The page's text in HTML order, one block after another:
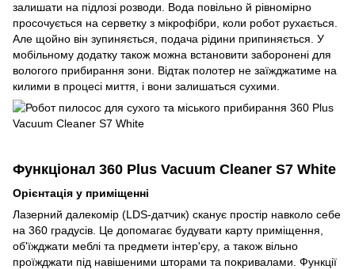
залишати на підлозі розводи. Вода повільно й рівномірно
просочується на серветку з мікрофібри, коли робот рухається.
Але щойно він зупиняється, подача рідини припиняється. У
мобільному додатку також можна встановити заборонені для
вологого прибирання зони. Відтак полотер не заїжджатиме на
килими в процесі миття, і вони залишаться сухими.
Функціонал 360 Plus Vacuum Cleaner S7 White
Орієнтація у приміщенні
Лазерний далекомір (LDS-датчик) сканує простір навколо себе
на 360 градусів. Це допомагає будувати карту приміщення,
об'їжджати меблі та предмети інтер'єру, а також вільно
проїжджати під навішеними шторами та покривалами. Функції